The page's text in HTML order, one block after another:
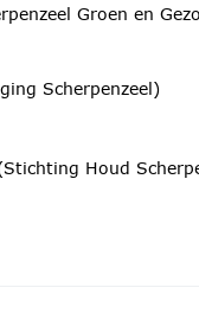
Groen en
Scherpenzeel)
Houd